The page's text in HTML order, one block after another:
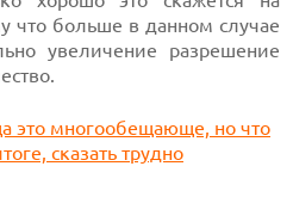
что больше в данном случае
увеличение разрешение